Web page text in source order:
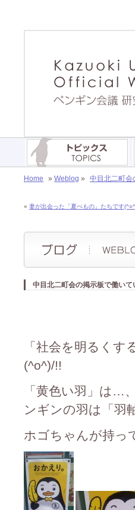
Home » Weblog » 中目北二町会
« 妻が出会った「夏ぺもの」たちです
中目北二町会の掲示板で働い
「社会を明るく
(^o^)/!!
「黄色い羽」は…
ンギンの羽は「羽
ホゴちゃんが持っ